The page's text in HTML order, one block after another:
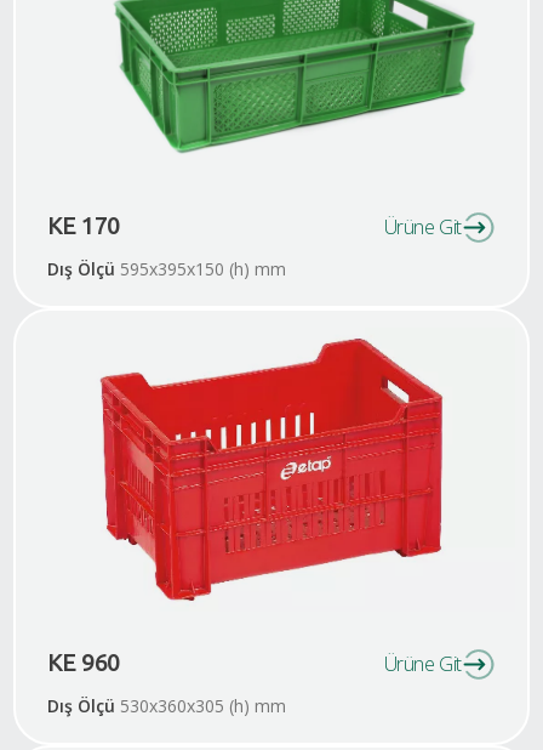
KE 170
Dış Ölçü 595x395x150 (h) mm
Ürüne Git
KE 960
Dış Ölçü 530x360x305 (h) mm
Ürüne Git